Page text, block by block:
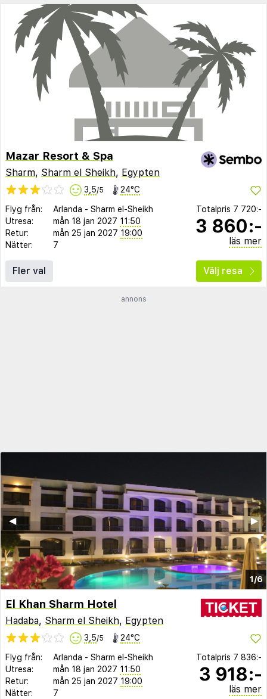
Mazar Resort & Spa
Sharm, Sharm el Sheikh, Egypten
3,5/5 24°C
Flyg från: Arlanda - Sharm el-Sheikh
Utresa:
mån 18 jan 2027 11:50
Retur:
mån 25 jan 2027 19:00
Nätter:
7
Totalpris 7 720:-
3 860:-
läs mer
Fler val Välj resa
annons
1/6
▶︎
◀︎
El Khan Sharm Hotel
Hadaba, Sharm el Sheikh, Egypten
3,5/5 24°C
Flyg från: Arlanda - Sharm el-Sheikh
Utresa:
mån 18 jan 2027 11:50
Retur:
mån 25 jan 2027 19:00
Nätter:
7
Totalpris 7 836:-
3 918:-
läs mer